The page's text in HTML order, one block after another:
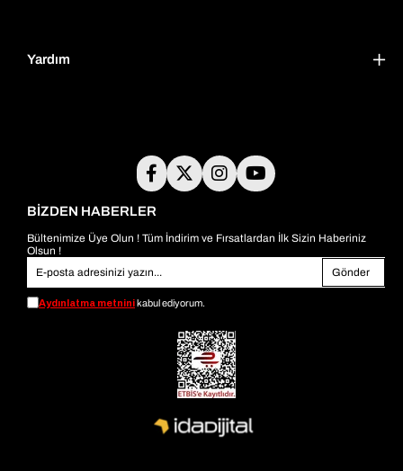
Yardım
BİZDEN HABERLER
Bültenimize Üye Olun ! Tüm İndirim ve Fırsatlardan İlk Sizin Haberiniz
Olsun !
Gönder
Aydınlatma metninikabul ediyorum.